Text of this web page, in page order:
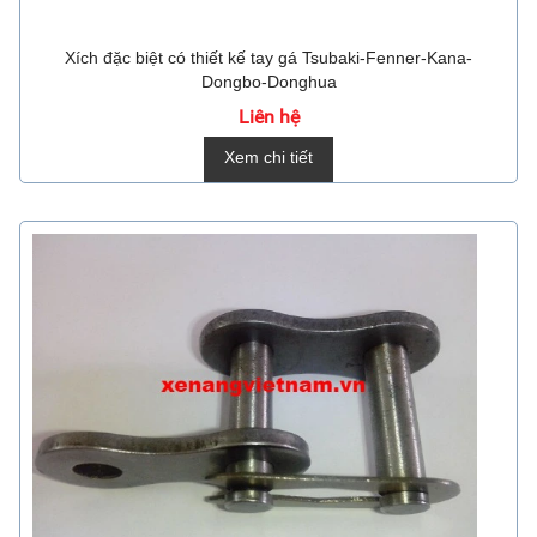
Xích đặc biệt có thiết kế tay gá Tsubaki-Fenner-Kana-
Dongbo-Donghua
Liên hệ
Xem chi tiết